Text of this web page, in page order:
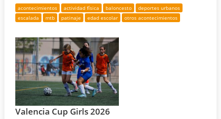
acontecimientos actividad física baloncesto
deportes urbanos
escalada
mtb patinaje edad escolar otros acontecimientos
Valencia Cup Girls 2026